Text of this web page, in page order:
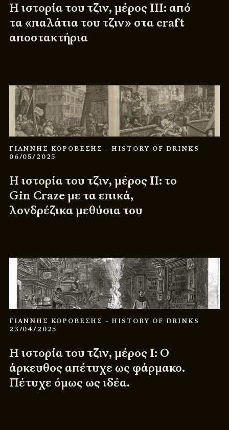
Η ιστορία του τζιν, μέρος ΙΙΙ: από
τα «παλάτια του τζιν» στα craft
αποστακτήρια
ΓΙΑΝΝΗΣ ΚΟΡΟΒΕΣΗΣ - HISTORY OF DRINKS
06/05/2025
Η ιστορία του τζιν, μέρος ΙΙ: το
Gin Craze με τα επικά,
λονδρέζικα μεθύσια του
ΓΙΑΝΝΗΣ ΚΟΡΟΒΕΣΗΣ - HISTORY OF DRINKS
23/04/2025
Η ιστορία του τζιν, μέρος Ι: Ο
άρκευθος απέτυχε ως φάρμακο.
Πέτυχε όμως ως ιδέα.